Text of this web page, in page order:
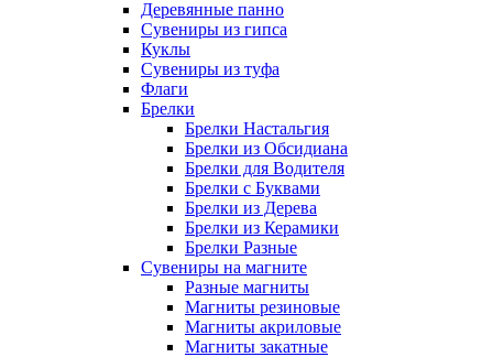
Деревянные панно
Сувениры из гипса
Куклы
Сувениры из туфа
Флаги
Брелки
Брелки Настальгия
Брелки из Обсидиана
Брелки для Водителя
Брелки с Буквами
Брелки из Дерева
Брелки из Керамики
Брелки Разные
Сувениры на магните
Разные магниты
Магниты резиновые
Магниты акриловые
Магниты закатные